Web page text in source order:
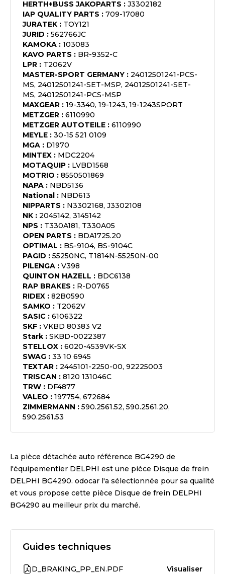
HERTH+BUSS JAKOPARTS : J3302182
IAP QUALITY PARTS : 709-17080
JURATEK : TOY121
JURID : 562766JC
KAMOKA : 103083
KAVO PARTS : BR-9352-C
LPR : T2062V
MASTER-SPORT GERMANY : 24012501241-PCS-
MS, 24012501241-SET-MSP, 24012501241-SET-
MS, 24012501241-PCS-MSP
MAXGEAR : 19-3340, 19-1243, 19-1243SPORT
METZGER : 6110990
METZGER AUTOTEILE : 6110990
MEYLE : 30-15 521 0109
MGA : D1970
MINTEX : MDC2204
MOTAQUIP : LVBD1568
MOTRIO : 8550501869
NAPA : NBD5136
National : NBD613
NIPPARTS : N3302168, J3302108
NK : 2045142, 3145142
NPS : T330A181, T330A05
OPEN PARTS : BDA1725.20
OPTIMAL : BS-9104, BS-9104C
PAGID : 55250NC, T1814N-55250N-00
PILENGA : V398
QUINTON HAZELL : BDC6138
RAP BRAKES : R-D0765
RIDEX : 82B0590
SAMKO : T2062V
SASIC : 6106322
SKF : VKBD 80383 V2
Stark : SKBD-0022387
STELLOX : 6020-4539VK-SX
SWAG : 33 10 6945
TEXTAR : 2445101-2250-00, 92225003
TRISCAN : 8120 131046C
TRW : DF4877
VALEO : 197754, 672684
ZIMMERMANN : 590.2561.52, 590.2561.20,
590.2561.53
La pièce détachée auto référence BG4290 de
l'équipementier DELPHI est une pièce Disque de frein
DELPHI BG4290. odocar l'a sélectionnée pour sa qualité
et vous propose cette pièce Disque de frein DELPHI
BG4290 au meilleur prix du marché.
Guides techniques
D_BRAKING_PP_EN.PDF Visualiser